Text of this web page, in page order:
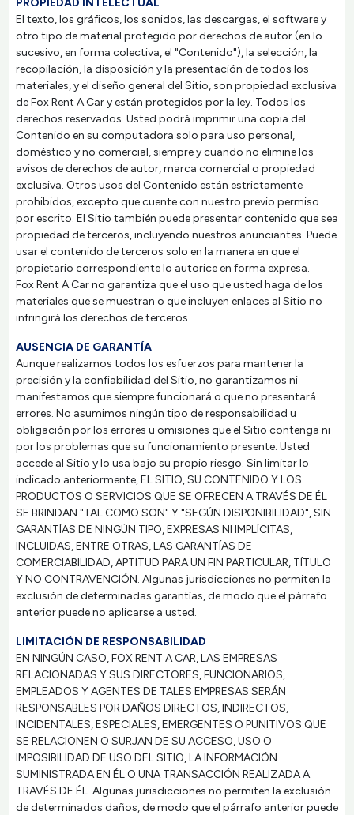
PROPIEDAD INTELECTUAL
El texto, los gráficos, los sonidos, las descargas, el software y
otro tipo de material protegido por derechos de autor (en lo
sucesivo, en forma colectiva, el "Contenido"), la selección, la
recopilación, la disposición y la presentación de todos los
materiales, y el diseño general del Sitio, son propiedad exclusiva
de Fox Rent A Car y están protegidos por la ley. Todos los
derechos reservados. Usted podrá imprimir una copia del
Contenido en su computadora solo para uso personal,
doméstico y no comercial, siempre y cuando no elimine los
avisos de derechos de autor, marca comercial o propiedad
exclusiva. Otros usos del Contenido están estrictamente
prohibidos, excepto que cuente con nuestro previo permiso
por escrito. El Sitio también puede presentar contenido que sea
propiedad de terceros, incluyendo nuestros anunciantes. Puede
usar el contenido de terceros solo en la manera en que el
propietario correspondiente lo autorice en forma expresa.
Fox Rent A Car no garantiza que el uso que usted haga de los
materiales que se muestran o que incluyen enlaces al Sitio no
infringirá los derechos de terceros.
AUSENCIA DE GARANTÍA
Aunque realizamos todos los esfuerzos para mantener la
precisión y la confiabilidad del Sitio, no garantizamos ni
manifestamos que siempre funcionará o que no presentará
errores. No asumimos ningún tipo de responsabilidad u
obligación por los errores u omisiones que el Sitio contenga ni
por los problemas que su funcionamiento presente. Usted
accede al Sitio y lo usa bajo su propio riesgo. Sin limitar lo
indicado anteriormente, EL SITIO, SU CONTENIDO Y LOS
PRODUCTOS O SERVICIOS QUE SE OFRECEN A TRAVÉS DE ÉL
SE BRINDAN "TAL COMO SON" Y "SEGÚN DISPONIBILIDAD", SIN
GARANTÍAS DE NINGÚN TIPO, EXPRESAS NI IMPLÍCITAS,
INCLUIDAS, ENTRE OTRAS, LAS GARANTÍAS DE
COMERCIABILIDAD, APTITUD PARA UN FIN PARTICULAR, TÍTULO
Y NO CONTRAVENCIÓN. Algunas jurisdicciones no permiten la
exclusión de determinadas garantías, de modo que el párrafo
anterior puede no aplicarse a usted.
LIMITACIÓN DE RESPONSABILIDAD
EN NINGÚN CASO, FOX RENT A CAR, LAS EMPRESAS
RELACIONADAS Y SUS DIRECTORES, FUNCIONARIOS,
EMPLEADOS Y AGENTES DE TALES EMPRESAS SERÁN
RESPONSABLES POR DAÑOS DIRECTOS, INDIRECTOS,
INCIDENTALES, ESPECIALES, EMERGENTES O PUNITIVOS QUE
SE RELACIONEN O SURJAN DE SU ACCESO, USO O
IMPOSIBILIDAD DE USO DEL SITIO, LA INFORMACIÓN
SUMINISTRADA EN ÉL O UNA TRANSACCIÓN REALIZADA A
TRAVÉS DE ÉL. Algunas jurisdicciones no permiten la exclusión
de determinados daños, de modo que el párrafo anterior puede